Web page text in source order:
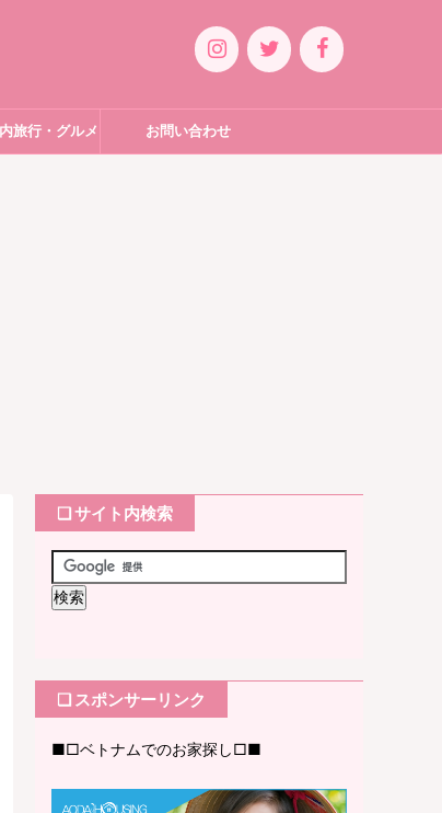
旅行・グルメ お問い合わせ
❏ サイト内検索
❏ スポンサーリンク
■□ベトナムでのお家探し□■